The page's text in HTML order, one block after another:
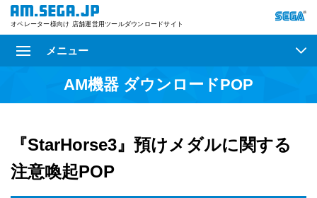
オペレーター様向け 店舗運営用ツールダウンロードサイト
メニュー
AM機器 ダウンロードPOP
『StarHorse3』預けメダルに関する
注意喚起POP